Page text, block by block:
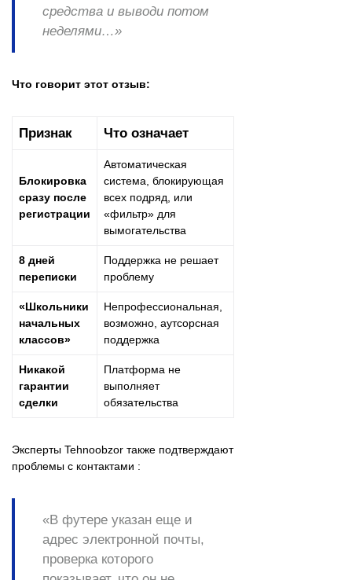
средства и выводи потом
неделями…»
Что говорит этот отзыв:
Признак Что означает
Блокировка
сразу после
регистрации
Автоматическая
система, блокирующая
всех подряд, или
«фильтр» для
вымогательства
8 дней
переписки
Поддержка не решает
проблему
«Школьники
начальных
классов»
Непрофессиональная,
возможно, аутсорсная
поддержка
Никакой
гарантии
сделки
Платформа не
выполняет
обязательства
Эксперты Tehnoobzor также подтверждают
проблемы с контактами :
«В футере указан еще и
адрес электронной почты,
проверка которого